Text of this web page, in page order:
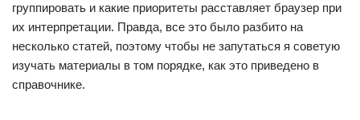
группировать и какие приоритеты расставляет браузер при
их интерпретации. Правда, все это было разбито на
несколько статей, поэтому чтобы не запутаться я советую
изучать материалы в том порядке, как это приведено в
справочнике.